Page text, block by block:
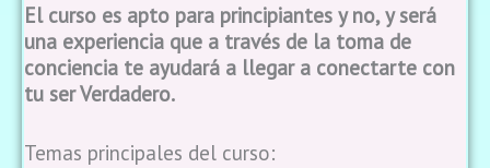
El curso es apto para principiantes y no, y será
una experiencia que a través de la toma de
conciencia te ayudará a llegar a conectarte con
tu ser Verdadero.
Temas principales del curso: